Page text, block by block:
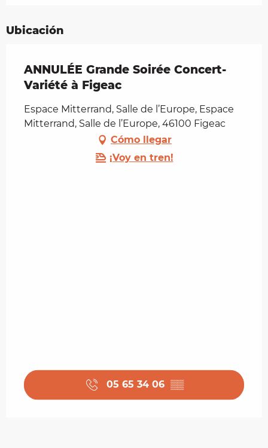
Ubicación
ANNULÉE Grande Soirée Concert-
Variété à Figeac
Espace Mitterrand, Salle de l’Europe, Espace
Mitterrand, Salle de l’Europe, 46100 Figeac
Cómo llegar
¡Voy en tren!
05 65 34 06 ▒▒